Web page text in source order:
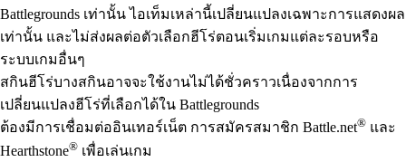
Battlegrounds เท่านั้น ไอเท็มเหล่านี้เปลี่ยนแปลงเฉพาะการแสดงผล
เท่านั้น และไม่ส่งผลต่อตัวเลือกฮีโร่ตอนเริ่มเกมแต่ละรอบหรือ
ระบบเกมอื่นๆ
สกินฮีโร่บางสกินอาจจะใช้งานไม่ได้ชั่วคราวเนื่องจากการ
เปลี่ยนแปลงฮีโร่ที่เลือกได้ใน Battlegrounds
ต้องมีการเชื่อมต่ออินเทอร์เน็ต การสมัครสมาชิก Battle.net® และ
Hearthstone® เพื่อเล่นเกม